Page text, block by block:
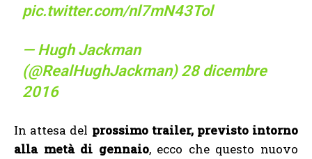
pic.twitter.com/nl7mN43Tol
— Hugh Jackman
(@RealHughJackman) 28 dicembre
2016
In attesa del prossimo trailer, previsto intorno
alla metà di gennaio, ecco che questo nuovo